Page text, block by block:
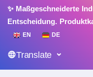
✨ Maßgeschneiderte
Entscheidung.
EN DE
Translate